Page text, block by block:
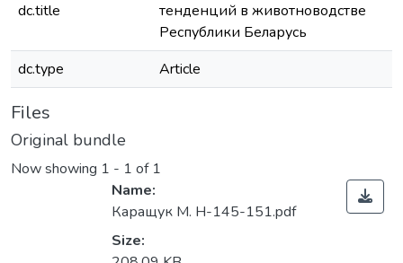
dc.title
тенденций в животноводстве
Республики Беларусь
dc.type
Article
Files
Original bundle
Now showing 1 - 1 of 1
Name:
Каращук М. Н-145-151.pdf
Size: